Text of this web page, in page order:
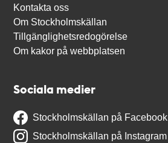
Kontakta oss
Om Stockholmskällan
Tillgänglighetsredogörelse
Om kakor på webbplatsen
Sociala medier
Stockholmskällan på Facebook
Stockholmskällan på Instagram